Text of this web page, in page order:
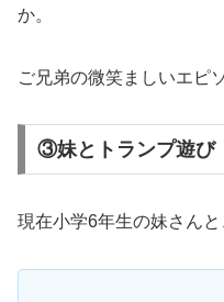
か。
ご兄弟の微笑ましいエピ
③妹とトランプ遊び
現在小学6年生の妹さんと